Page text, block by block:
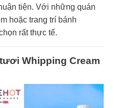
tiện. Với những quán
hoặc trang trí bánh
rất thực tế.
Whipping Cream